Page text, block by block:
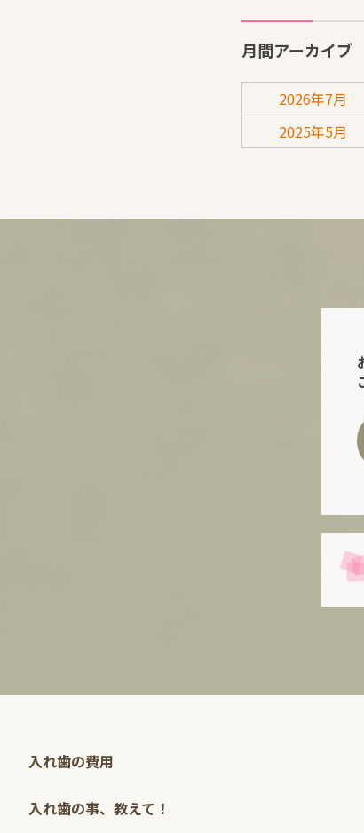
月間アーカイブ
2026年7月
2025年5月
入れ歯の費用
入れ歯の事、教えて！